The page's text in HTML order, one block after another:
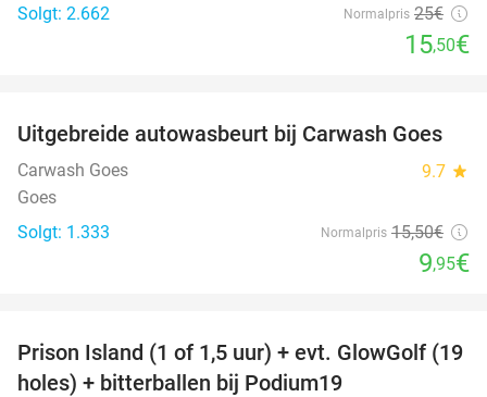
Solgt: 2.662
Normalpris 25€
15,50€
36%
Uitgebreide autowasbeurt bij Carwash Goes
Carwash Goes 9.7 star
Goes
Solgt: 1.333
Normalpris 15,50€
9,95€
36%
Prison Island (1 of 1,5 uur) + evt. GlowGolf (19
holes) + bitterballen bij Podium19